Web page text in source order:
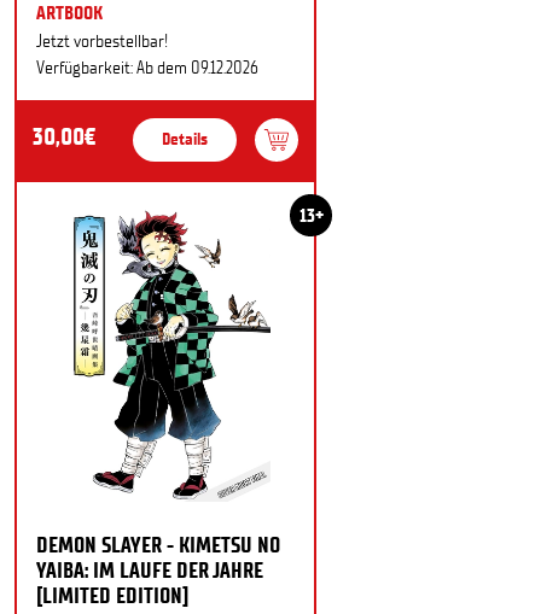
ARTBOOK
Jetzt vorbestellbar!
Verfügbarkeit: Ab dem 09.12.2026
30,00€ Details
13+
DEMON SLAYER - KIMETSU NO
YAIBA: IM LAUFE DER JAHRE
[LIMITED EDITION]